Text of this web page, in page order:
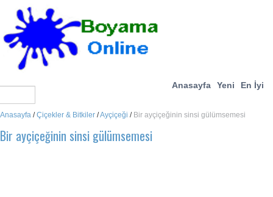
Anasayfa Yeni En İyi
Anasayfa /Çiçekler & Bitkiler /Ayçiçeği / Bir ayçiçeğinin sinsi gülümsemesi
Bir ayçiçeğinin sinsi gülümsemesi